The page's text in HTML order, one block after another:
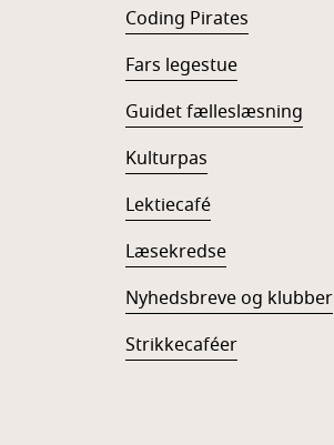
Coding Pirates
Fars legestue
Guidet fælleslæsning
Kulturpas
Lektiecafé
Læsekredse
Nyhedsbreve og klubber
Strikkecaféer